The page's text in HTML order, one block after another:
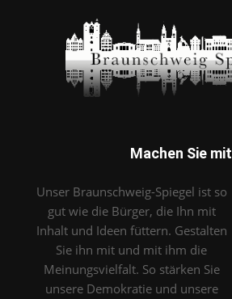
Machen Sie mit
Unser Braunschweig-Spiegel ist so
gut wie die Bürger, die Ihn mit
Inhalt und Ideen füttern. Gestalten
Sie ihn mit und mit ihm die
Meinungsvielfalt. So stärken Sie
unsere Demokratie und unsere